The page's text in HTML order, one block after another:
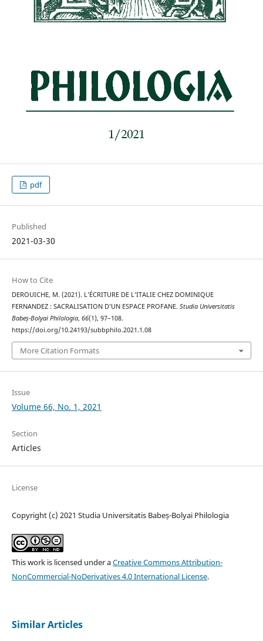
pdf
Published
2021-03-30
How to Cite
DEROUICHE, M. (2021). L’ÉCRITURE DE L’ITALIE CHEZ DOMINIQUE
FERNANDEZ : SACRALISATION D’UN ESPACE PROFANE. Studia Universitatis
Babeș-Bolyai Philologia, 66(1), 97–108.
https://doi.org/10.24193/subbphilo.2021.1.08
More Citation Formats
Issue
Volume 66, No. 1, 2021
Section
Articles
License
Copyright (c) 2021 Studia Universitatis Babeș-Bolyai Philologia
This work is licensed under aCreative Commons Attribution-
NonCommercial-NoDerivatives 4.0 International License.
Similar Articles